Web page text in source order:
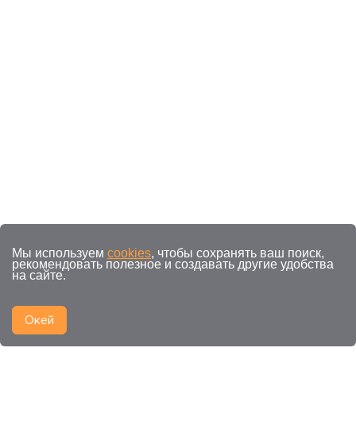
Мы используем cookies, чтобы сохранять ваш поиск,
рекомендовать полезное и создавать другие удобства
на сайте.
Окей